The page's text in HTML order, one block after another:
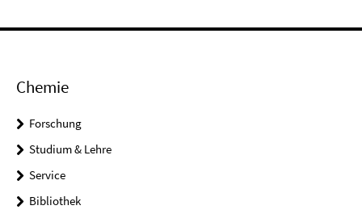
Chemie
Forschung
Studium & Lehre
Service
Bibliothek